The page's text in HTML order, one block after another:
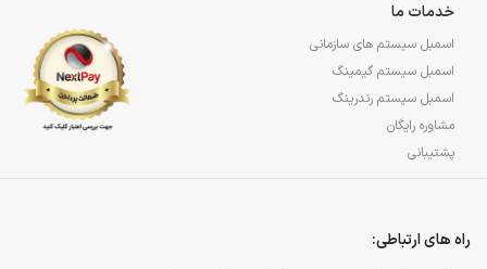
خدمات ما
اسمبل سیستم های سازمانی
اسمبل سیستم گیمینگ
اسمبل سیستم رندرینگ
مشاوره رایگان
پشتیبانی
راه های ارتباطی: